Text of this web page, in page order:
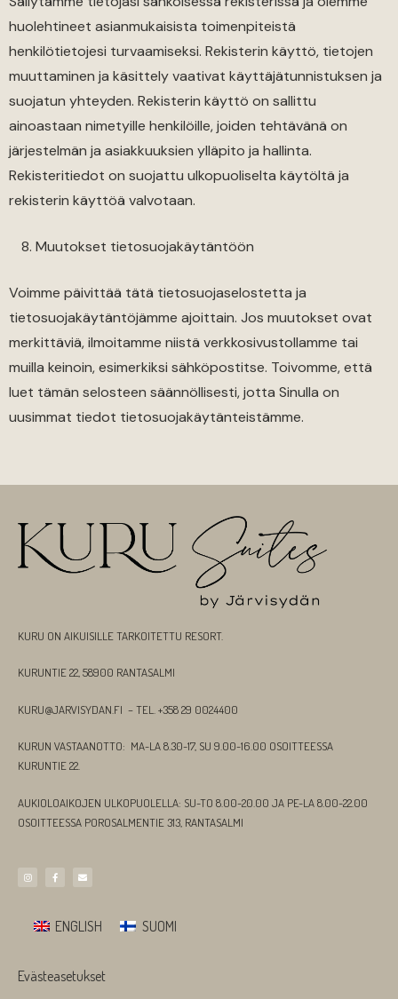
huolehtineet asianmukaisista toimenpiteistä
henkilötietojesi turvaamiseksi. Rekisterin käyttö, tietojen
muuttaminen ja käsittely vaativat käyttäjätunnistuksen ja
suojatun yhteyden. Rekisterin käyttö on sallittu
ainoastaan nimetyille henkilöille, joiden tehtävänä on
järjestelmän ja asiakkuuksien ylläpito ja hallinta.
Rekisteritiedot on suojattu ulkopuoliselta käytöltä ja
rekisterin käyttöä valvotaan.
Muutokset tietosuojakäytäntöön
Voimme päivittää tätä tietosuojaselostetta ja
tietosuojakäytäntöjämme ajoittain. Jos muutokset ovat
merkittäviä, ilmoitamme niistä verkkosivustollamme tai
muilla keinoin, esimerkiksi sähköpostitse. Toivomme, että
luet tämän selosteen säännöllisesti, jotta Sinulla on
uusimmat tiedot tietosuojakäytänteistämme.
KURU ON AIKUISILLE TARKOITETTU RESORT.
KURUNTIE 22, 58900 RANTASALMI
KURU@JARVISYDAN.FI – TEL. +358 29 0024400
KURUN VASTAANOTTO: MA-LA 8.30-17, SU 9.00-16.00 OSOITTEESSA
KURUNTIE 22.
AUKIOLOAIKOJEN ULKOPUOLELLA: SU-TO 8.00-20.00 JA PE-LA 8.00-22.00
OSOITTEESSA POROSALMENTIE 313, RANTASALMI
ENGLISH SUOMI
Evästeasetukset